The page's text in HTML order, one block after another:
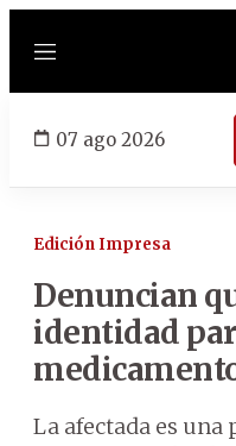
Menú
07 ago 2026
Edición Impresa
Denuncian
identidad
La afectada es una